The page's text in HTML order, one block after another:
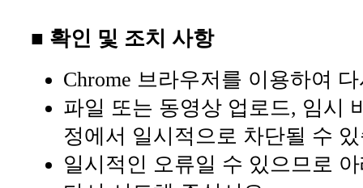
■ 확인 및 조치 사항
Chrome 브라우저를 이용하여
파일 또는 동영상 업로드, 임시
정에서 일시적으로 차단될 수
일시적인 오류일 수 있으므로